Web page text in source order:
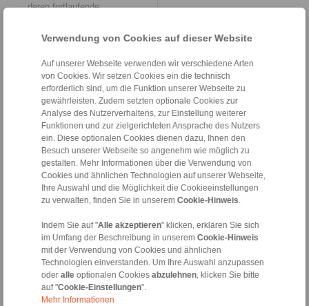
Verwendung von Cookies auf dieser Website
Auf unserer Webseite verwenden wir verschiedene Arten
von Cookies. Wir setzen Cookies ein die technisch
erforderlich sind, um die Funktion unserer Webseite zu
gewährleisten. Zudem setzten optionale Cookies zur
Analyse des Nutzerverhaltens, zur Einstellung weiterer
Funktionen und zur zielgerichteten Ansprache des Nutzers
ein. Diese optionalen Cookies dienen dazu, Ihnen den
Besuch unserer Webseite so angenehm wie möglich zu
gestalten. Mehr Informationen über die Verwendung von
Cookies und ähnlichen Technologien auf unserer Webseite,
Ihre Auswahl und die Möglichkeit die Cookieeinstellungen
zu verwalten, finden Sie in unserem Cookie-Hinweis
Indem Sie auf "Alle akzeptieren" klicken, erklären Sie sich
im Umfang der Beschreibung in unserem Cookie-Hinweis
mit der Verwendung von Cookies und ähnlichen
Technologien einverstanden. Um Ihre Auswahl anzupassen
oder alleoptionalen Cookies abzulehnen, klicken Sie bitte
auf "Cookie-Einstellungen".
Mehr Informationen
deren fortlaufende
Verbesserung. Wie Daniel
Ergebnisse der
systematischen
Erfolgskontrolle aus der
Nachhaltigkeitsarbeit von
RINGSPANN „letztlich auch in
die weitere Verfeinerung der
Lean-Management-Strukturen
mit ein“.
Der entscheidende
Vorsprung
Bei RINGSPANN betrachtet
inzwischen aus ganzheitlicher
Perspektive. Konkret heißt
das, dass Aspekte der
Ressourcenschonung, der
Reduzierung von
Energieverbräuchen oder der
Vermeidung von